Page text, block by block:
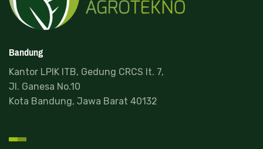
Bandung
Kantor LPIK ITB, Gedung CRCS lt. 7,
Jl. Ganesa No.10
Kota Bandung, Jawa Barat 40132